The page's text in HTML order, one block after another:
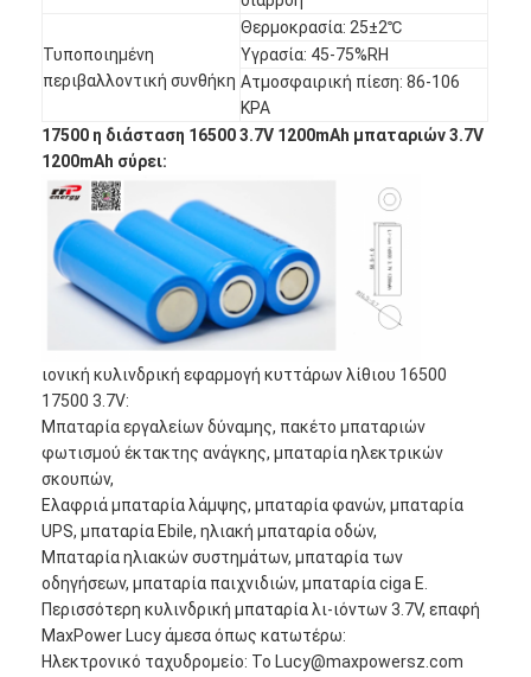
Ποιοτικός έλεγχος
Μας ελάτε σε επαφή με
Ειδήσεις
Συνομιλία τώρα
μπαταρία λίθιου lifepo4
ιονικές επαναφορτιζόμενες μπαταρίες λίθιου
Μπαταρία Lithium Polymer
μπαταρίες ενεργειακής αποθήκευσης
NiMH επαναφορτιζόμενες μπαταρίες
NiCd επαναφορτιζόμενες μπαταρίες
LCD φορτιστής μπαταρίας
Τυποποιημένη
περιβαλλοντική συνθήκη
Θερμοκρασία: 25±2℃
Υγρασία: 45-75%RH
Ατμοσφαιρική πίεση: 86-106
KPA
17500 η διάσταση 16500 3.7V 1200mAh μπαταριών 3.7V
1200mAh σύρει:
ιονική κυλινδρική εφαρμογή κυττάρων λίθιου 16500
17500 3.7V:
Μπαταρία εργαλείων δύναμης, πακέτο μπαταριών
φωτισμού έκτακτης ανάγκης, μπαταρία ηλεκτρικών
σκουπών,
Ελαφριά μπαταρία λάμψης, μπαταρία φανών, μπαταρία
UPS, μπαταρία Ebile, ηλιακή μπαταρία οδών,
Μπαταρία ηλιακών συστημάτων, μπαταρία των
οδηγήσεων, μπαταρία παιχνιδιών, μπαταρία ciga Ε.
Περισσότερη κυλινδρική μπαταρία λι-ιόντων 3.7V, επαφή
MaxPower Lucy άμεσα όπως κατωτέρω:
Ηλεκτρονικό ταχυδρομείο: Το Lucy@maxpowersz.com